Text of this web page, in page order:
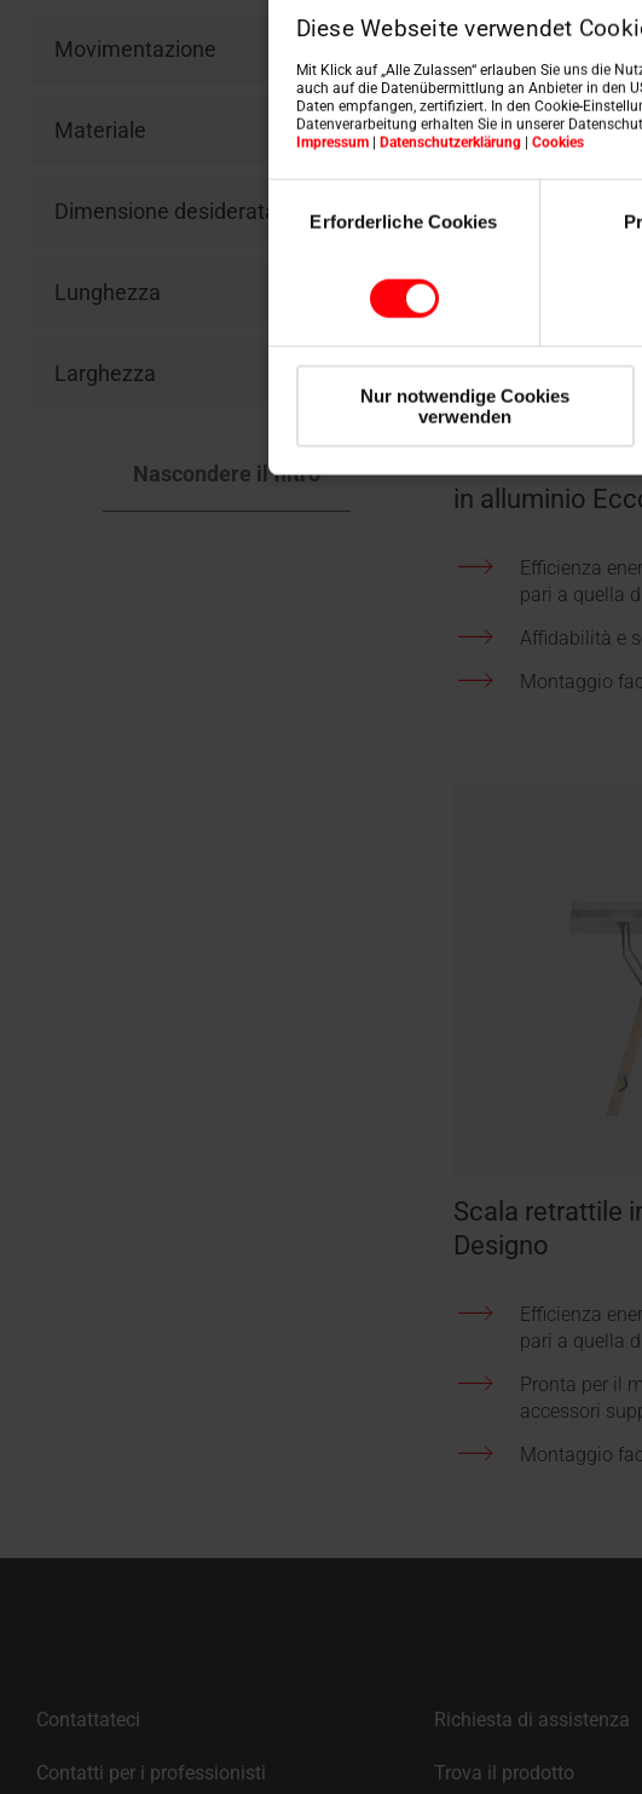
Diese Webseite verwendet
Mit Klick auf „Alle Zulassen“ erlauben Sie uns die
auch auf die Datenübermittlung an Anbieter in den
Daten empfangen, zertifiziert. In den Cookie-
Datenverarbeitung erhalten Sie in unserer
Impressum| Datenschutzerklärung| Cookies
Erforderliche Cookies
Nur notwendige Cookies
verwenden
Movimentazione
Materiale
Dimensione desiderata
Lunghezza
Larghezza
Nascondere il filtro
Botola per
in alluminio
Efficienza
pari a quella
Affidabilità e
Montaggio
Scala retrattile
Designo
Efficienza
pari a quella
Pronta per il
accessori
Montaggio
Contattateci
Contatti per i professionisti
Richiesta di assistenza
Trova il prodotto